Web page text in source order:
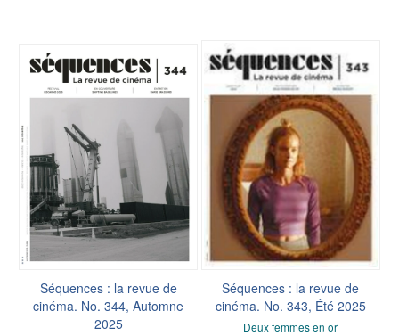
Séquences : la revue de
cinéma. No. 344, Automne
2025
Séquences : la revue de
cinéma. No. 343, Été 2025
Deux femmes en or